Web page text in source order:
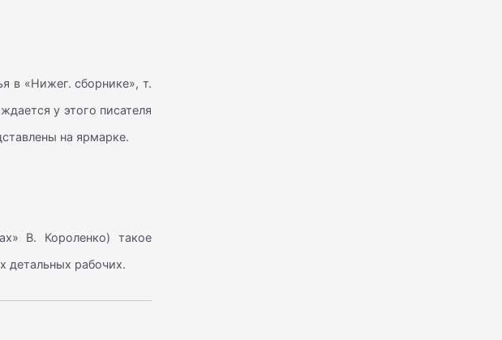
в «Нижег. сборнике», т.
у этого писателя
на ярмарке.
В. Короленко) такое
детальных рабочих.